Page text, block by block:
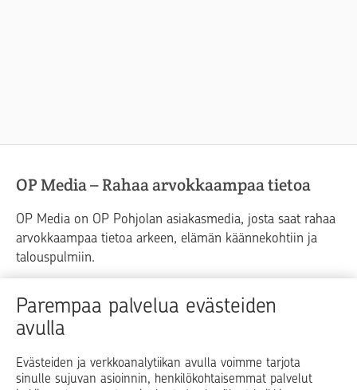
Parempaa palvelua evästeiden
avulla
Evästeiden ja verkkoanalytiikan avulla voimme tarjota
sinulle sujuvan asioinnin, henkilökohtaisemmat palvelut
OP Media – Rahaa arvokkaampaa tietoa
OP Media on OP Pohjolan asiakasmedia, josta saat rahaa
arvokkaampaa tietoa arkeen, elämän käännekohtiin ja
talouspulmiin.
Raha Elämä
Yrityselämä
Blogit ja puheenvuorot
Op.fi OP Koti Pohjola Vahinkoapu